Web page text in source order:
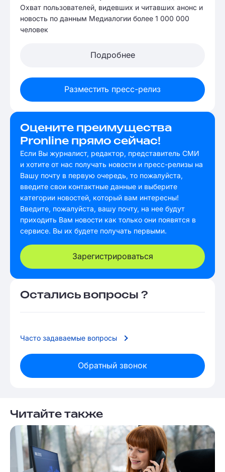
Охват пользователей, видевших и читавших анонс и
новость по данным Медиалогии более 1 000 000
человек
Подробнее
Разместить пресс-релиз
Оцените преимущества
Pronline прямо сейчас!
Если Вы журналист, редактор, представитель СМИ
и хотите от нас получать новости и пресс-релизы на
Вашу почту в первую очередь, то пожалуйста,
введите свои контактные данные и выберите
категории новостей, который вам интересны!
Введите, пожалуйста, вашу почту, на нее будут
приходить Вам новости как только они появятся в
сервисе. Вы их будете получать первыми.
Зарегистрироваться
Остались вопросы ?
Часто задаваемые вопросы
Обратный звонок
Читайте также